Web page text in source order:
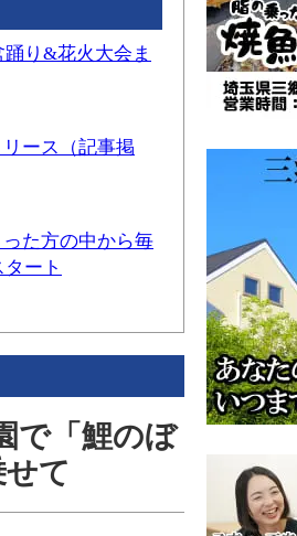
り&花火大会ま
ース（記事掲
た方の中から毎
ート
で「鯉のぼ
て